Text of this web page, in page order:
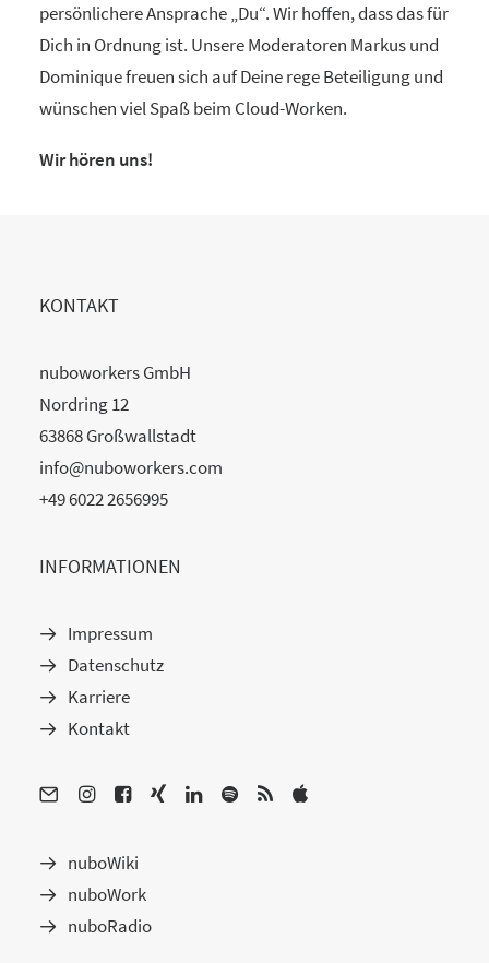
persönlichere Ansprache „Du“. Wir hoffen, dass das für
Dich in Ordnung ist. Unsere Moderatoren Markus und
Dominique freuen sich auf Deine rege Beteiligung und
wünschen viel Spaß beim Cloud-Worken.
Wir hören uns!
KONTAKT
nuboworkers GmbH
Nordring 12
63868 Großwallstadt
info@nuboworkers.com
+49 6022 2656995
INFORMATIONEN
Impressum
Datenschutz
Karriere
Kontakt
nuboWiki
nuboWork
nuboRadio